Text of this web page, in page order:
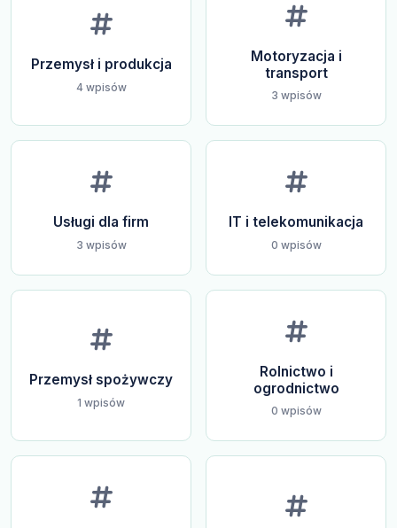
Przemysł i produkcja
4 wpisów
Motoryzacja i
transport
3 wpisów
Usługi dla firm
3 wpisów
IT i telekomunikacja
0 wpisów
Przemysł spożywczy
1 wpisów
Rolnictwo i
ogrodnictwo
0 wpisów